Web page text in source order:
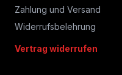
Zahlung und Versand
Widerrufsbelehrung
Vertrag widerrufen